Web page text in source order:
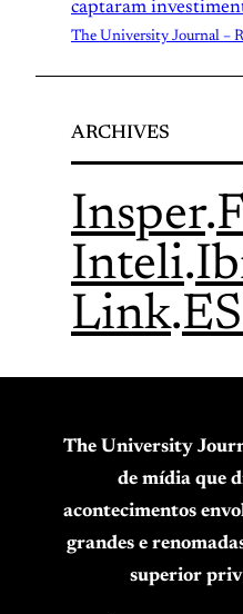
captaram
The University Journal –
ARCHIVES
Insper.
Inteli.
Link.
The University
de mídia que
acontecimentos
grandes e
superior